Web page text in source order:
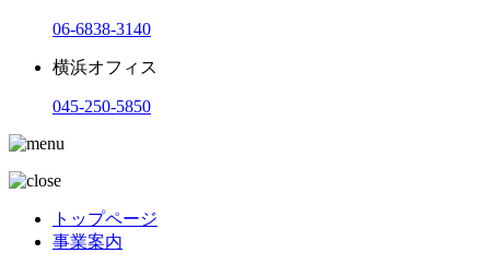
06-6838-3140
横浜オフィス
045-250-5850
トップページ
事業案内